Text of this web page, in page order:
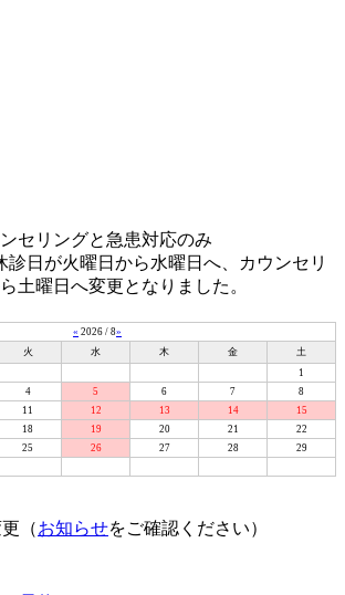
セリングと急患対応のみ
診日が火曜日から水曜日へ、カウンセリ
土曜日へ変更となりました。
« 2026 / 8»
火 水 木 金
土
1
4 5 6 7
8
11 12 13 14
15
18 19 20 21
22
25 26 27 28
29
（お知らせをご確認ください）